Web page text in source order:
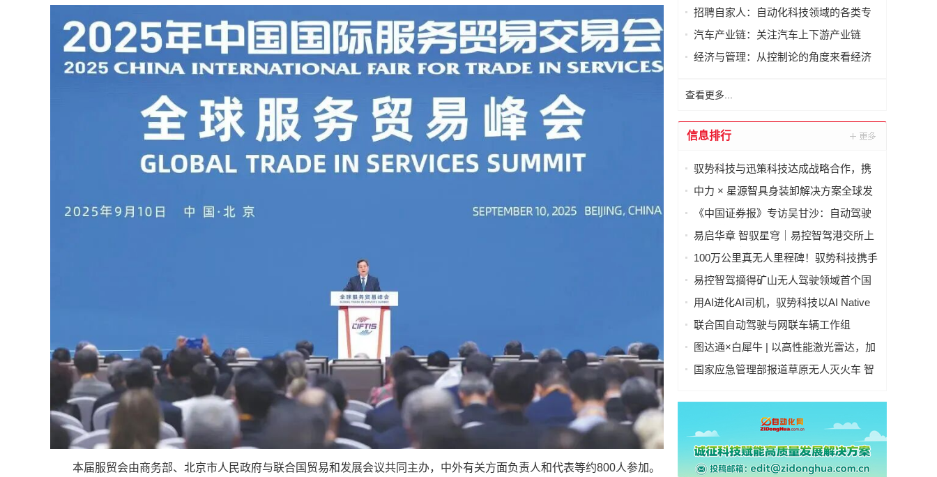
本届服贸会由商务部、北京市人民政府与联合国贸易和发展会议共同主办，中外有关方面负责人和代表等约800人参加。
文思考
招聘自家人：自动化科技领域的各类专
家及人才需求资讯
汽车产业链：关注汽车上下游产业链
经济与管理：从控制论的角度来看经济
查看更多...
信息排行
驭势科技与迅策科技达成战略合作，携
手构建自动驾驶行业AI数据基座
中力 × 星源智具身装卸解决方案全球发
售：实现单车装卸90秒、双车协同1分钟
《中国证券报》专访吴甘沙：自动驾驶
“99分等于0分”，希望向世界派遣100万
易启华章 智驭星穹｜易控智驾港交所上
市答谢晚宴圆满举办
100万公里真无人里程碑！驭势科技携手
新疆机场集团，打造载人载货多车型全
易控智驾摘得矿山无人驾驶领域首个国
家科技进步奖
用AI进化AI司机，驭势科技以AI Native
打通自动驾驶业务管理全链路
联合国自动驾驶与网联车辆工作组
（GRVA）第25次会议在蒙特利尔召开
图达通×白犀牛 | 以高性能激光雷达，加
速无人物流车商业化落地
国家应急管理部报道草原无人灭火车 智
升级